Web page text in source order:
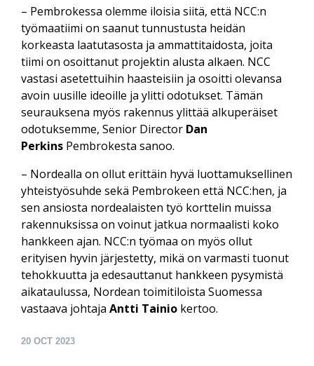
– Pembrokessa olemme iloisia siitä, että NCC:n
työmaatiimi on saanut tunnustusta heidän
korkeasta laatutasosta ja ammattitaidosta, joita
tiimi on osoittanut projektin alusta alkaen. NCC
vastasi asetettuihin haasteisiin ja osoitti olevansa
avoin uusille ideoille ja ylitti odotukset. Tämän
seurauksena myös rakennus ylittää alkuperäiset
odotuksemme, Senior Director Dan
Perkins Pembrokesta sanoo.
– Nordealla on ollut erittäin hyvä luottamuksellinen
yhteistyösuhde sekä Pembrokeen että NCC:hen, ja
sen ansiosta nordealaisten työ korttelin muissa
rakennuksissa on voinut jatkua normaalisti koko
hankkeen ajan. NCC:n työmaa on myös ollut
erityisen hyvin järjestetty, mikä on varmasti tuonut
tehokkuutta ja edesauttanut hankkeen pysymistä
aikataulussa, Nordean toimitiloista Suomessa
vastaava johtaja Antti Tainio kertoo.
20 OCT 2023